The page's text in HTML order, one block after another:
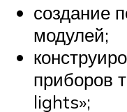
создание
модулей;
приборов
lights»;